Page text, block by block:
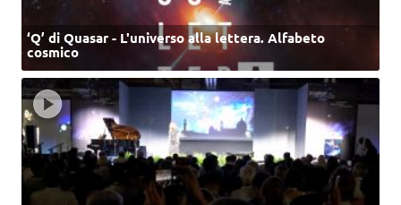
‘Q’ di Quasar - L'universo alla lettera. Alfabeto
cosmico